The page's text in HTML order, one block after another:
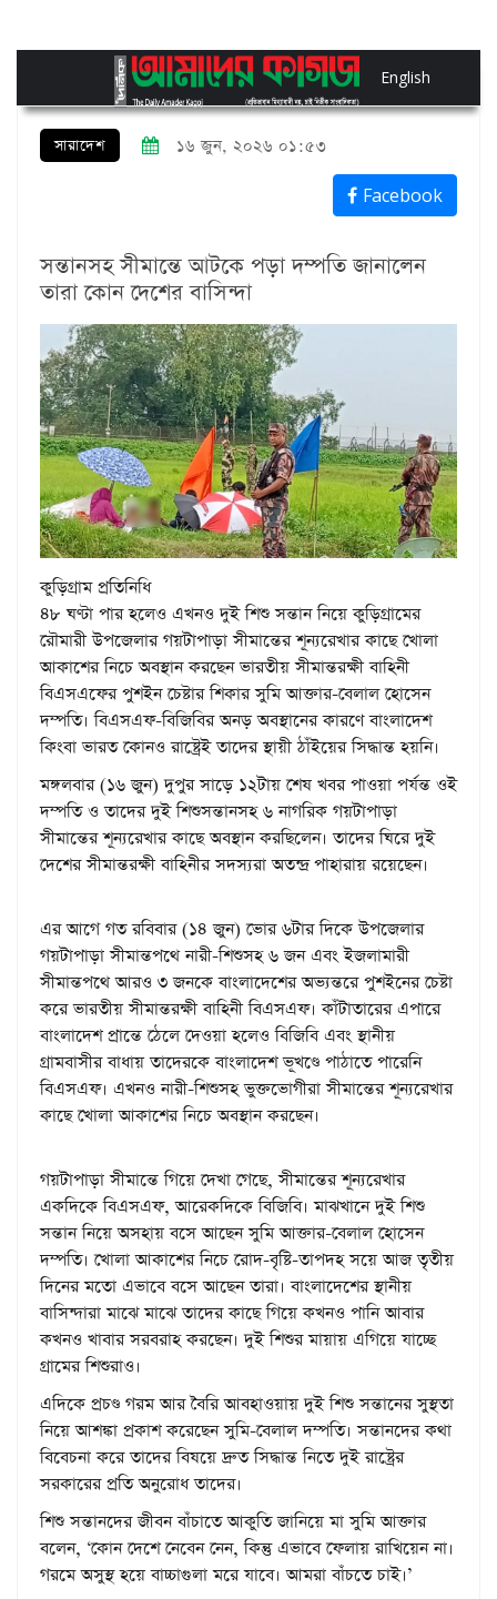
English
সারাদেশ ১৬ জুন, ২০২৬ ০১:৫৩
Facebook
সন্তানসহ সীমান্তে আটকে পড়া দম্পতি জানালেন
তারা কোন দেশের বাসিন্দা
কুড়িগ্রাম প্রতিনিধি
৪৮ ঘণ্টা পার হলেও এখনও দুই শিশু সন্তান নিয়ে কুড়িগ্রামের
রৌমারী উপজেলার গয়টাপাড়া সীমান্তের শূন্যরেখার কাছে খোলা
আকাশের নিচে অবস্থান করছেন ভারতীয় সীমান্তরক্ষী বাহিনী
বিএসএফের পুশইন চেষ্টার শিকার সুমি আক্তার-বেলাল হোসেন
দম্পতি। বিএসএফ-বিজিবির অনড় অবস্থানের কারণে বাংলাদেশ
কিংবা ভারত কোনও রাষ্ট্রেই তাদের স্থায়ী ঠাঁইয়ের সিদ্ধান্ত হয়নি।
মঙ্গলবার (১৬ জুন) দুপুর সাড়ে ১২টায় শেষ খবর পাওয়া পর্যন্ত ওই
দম্পতি ও তাদের দুই শিশুসন্তানসহ ৬ নাগরিক গয়টাপাড়া
সীমান্তের শূন্যরেখার কাছে অবস্থান করছিলেন। তাদের ঘিরে দুই
দেশের সীমান্তরক্ষী বাহিনীর সদস্যরা অতন্দ্র পাহারায় রয়েছেন।
এর আগে গত রবিবার (১৪ জুন) ভোর ৬টার দিকে উপজেলার
গয়টাপাড়া সীমান্তপথে নারী-শিশুসহ ৬ জন এবং ইজলামারী
সীমান্তপথে আরও ৩ জনকে বাংলাদেশের অভ্যন্তরে পুশইনের চেষ্টা
ক‌রে‌ ভারতীয় সীমান্তরক্ষী বাহিনী বিএসএফ। কাঁটাতারের এপারে
বাংলাদেশ প্রান্তে ঠেলে দেওয়া হলেও বিজিবি এবং স্থানীয়
গ্রামবাসীর বাধায় তাদেরকে বাংলাদেশ ভূখণ্ডে পাঠাতে পারেনি
বিএসএফ। এখনও নারী-শিশুসহ ভুক্তভোগীরা সীমান্তের শূন্যরেখার
কাছে খোলা আকাশের নিচে অবস্থান করছেন।
গয়টাপাড়া সীমান্তে গিয়ে দেখা গেছে, সীমান্তের শূন্যরেখার
একদিকে বিএসএফ, আরেকদিকে বিজিবি। মাঝখানে দুই শিশু
সন্তান নিয়ে অসহায় বসে আছেন সুমি আক্তার-বেলাল হোসেন
দম্পতি। খোলা আকাশের নিচে রোদ-বৃষ্টি-তাপদহ সয়ে আজ তৃতীয়
দিনের মতো এভাবে বসে আছেন তারা। বাংলাদেশের স্থানীয়
বাসিন্দারা মাঝে মাঝে তাদের কাছে গিয়ে কখনও পানি আবার
কখনও খাবার সরবরাহ করছেন। দুই শিশুর মায়ায় এগিয়ে যাচ্ছে
গ্রামের শিশুরাও।
এদিকে প্রচণ্ড গরম আর বৈরি আবহাওয়ায় দুই শিশু সন্তানের সুস্থতা
নিয়ে আশঙ্কা প্রকাশ করেছেন সুমি-বেলাল দম্পতি। সন্তানদের কথা
বিবেচনা করে তাদের বিষয়ে দ্রুত সিদ্ধান্ত নিতে দুই রাষ্ট্রের
সরকারের প্রতি অনুরোধ তাদের।
শিশু সন্তানদের জীবন বাঁচাতে আকুতি জানিয়ে মা সুমি আক্তার
বলেন, ‘কোন দেশে নেবেন নেন, কিন্তু এভাবে ফেলায় রাখিয়েন না।
গরমে অসুস্থ হয়ে বাচ্চাগুলা মরে যাবে। আমরা বাঁচতে চাই।’